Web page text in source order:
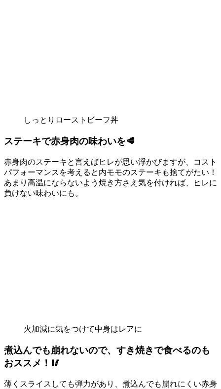
しっとりローストビーフ丼
ステーキで赤身肉の味わいを🥩
赤身肉のステーキと言えばヒレが思い浮かびますが、コスト
パフォーマンスを考えると内モモのステーキも捨てがたい！
あまり高温にならないよう焼き方さえ気を付ければ、ヒレに
負けない味わいにも。
火加減に気をつけて中身はレアに
煮込んでも崩れないので、すき焼きで食べるのも
おススメ！🥢
薄くスライスしても弾力があり、煮込んでも崩れにくい赤身